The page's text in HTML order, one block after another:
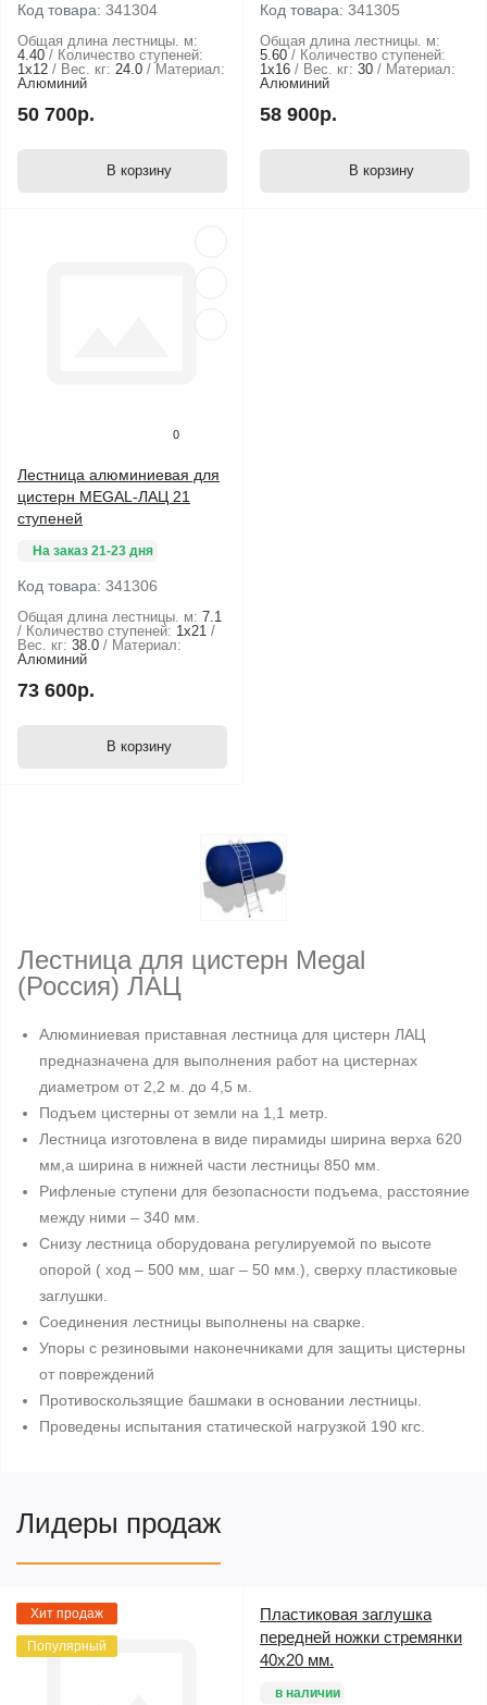
Код товара: 341304
Общая длина лестницы. м:
4.40
Количество ступеней:
1х12
Вес. кг: 24.0
Материал:
Алюминий
50 700р.
В корзину
Код товара: 341305
Общая длина лестницы. м:
5.60
Количество ступеней:
1х16
Вес. кг: 30
Материал:
Алюминий
58 900р.
В корзину
0
Лестница алюминиевая для
цистерн MEGAL-ЛАЦ 21
ступеней
На заказ 21-23 дня
Код товара: 341306
Общая длина лестницы. м: 7.1
Количество ступеней: 1х21
Вес. кг: 38.0
Материал:
Алюминий
73 600р.
В корзину
Лестница для цистерн Megal
(Россия) ЛАЦ
Алюминиевая приставная лестница для цистерн ЛАЦ
предназначена для выполнения работ на цистернах
диаметром от 2,2 м. до 4,5 м.
Подъем цистерны от земли на 1,1 метр.
Лестница изготовлена в виде пирамиды ширина верха 620
мм,а ширина в нижней части лестницы 850 мм.
Рифленые ступени для безопасности подъема, расстояние
между ними – 340 мм.
Снизу лестница оборудована регулируемой по высоте
опорой ( ход – 500 мм, шаг – 50 мм.), сверху пластиковые
заглушки.
Соединения лестницы выполнены на сварке.
Упоры с резиновыми наконечниками для защиты цистерны
от повреждений
Противоскользящие башмаки в основании лестницы.
Проведены испытания статической нагрузкой 190 кгс.
Лидеры продаж
Хит продаж
Популярный
Пластиковая заглушка
передней ножки стремянки
40х20 мм.
в наличии